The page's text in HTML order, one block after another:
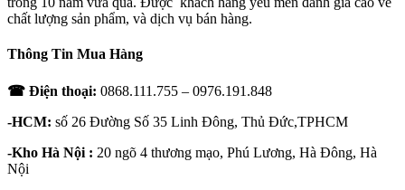
chất lượng sản phẩm, và dịch vụ bán hàng.
Thông Tin Mua Hàng
☎ Điện thoại: 0868.111.755 – 0976.191.848
-HCM: số 26 Đường Số 35 Linh Đông, Thủ Đức,TPHCM
-Kho Hà Nội : 20 ngõ 4 thương mạo, Phú Lương, Hà Đông, Hà
Nội